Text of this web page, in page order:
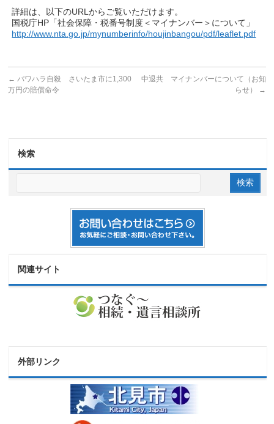
詳細は、以下のURLからご覧いただけます。
国税庁HP「社会保障・税番号制度＜マイナンバー＞について」
http://www.nta.go.jp/mynumberinfo/houjinbangou/pdf/leaflet.pdf
← パワハラ自殺 さいたま市に1,300
万円の賠償命令
中退共 マイナンバーについて（お知
らせ）
→
検索
関連サイト
外部リンク